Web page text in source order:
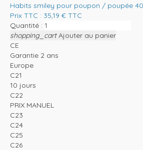
Habits smiley pour poupon / poupée
Prix TTC : 35,19 € TTC
Quantité :
shopping_cart Ajouter au panier
CE
Garantie 2 ans
Europe
C21
10 jours
C22
PRIX MANUEL
C23
C24
C25
C26